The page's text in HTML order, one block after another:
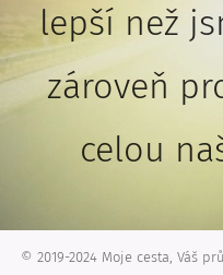
lepší než
zároveň
celou
© 2019-2024 Moje cesta, Váš